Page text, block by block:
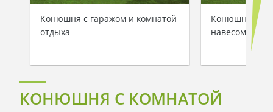
Конюшня с гаражом и комнатой
отдыха
Конюшня с
навесом
КОНЮШНЯ С КОМНАТОЙ